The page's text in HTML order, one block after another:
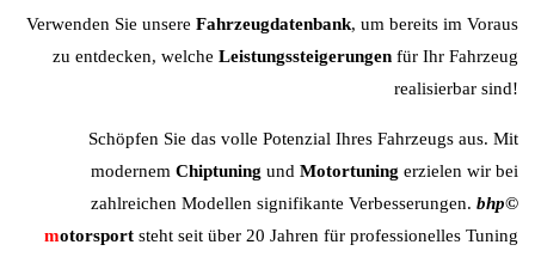
Verwenden Sie unsere Fahrzeugdatenbank, um bereits im Voraus
zu entdecken, welche Leistungssteigerungen für Ihr Fahrzeug
realisierbar sind!
Schöpfen Sie das volle Potenzial Ihres Fahrzeugs aus. Mit
modernem Chiptuning und Motortuning erzielen wir bei
zahlreichen Modellen signifikante Verbesserungen. bhp©
motorsport steht seit über 20 Jahren für professionelles Tuning